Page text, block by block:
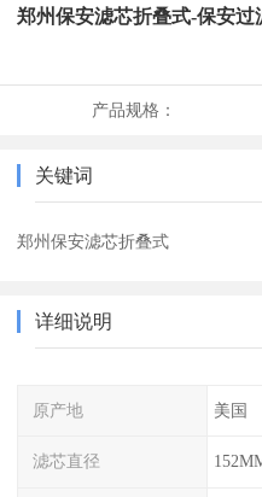
郑州保安滤芯折叠式-保安
产品规格：
关键词
郑州保安滤芯折叠式
详细说明
原产地 美国
滤芯直径